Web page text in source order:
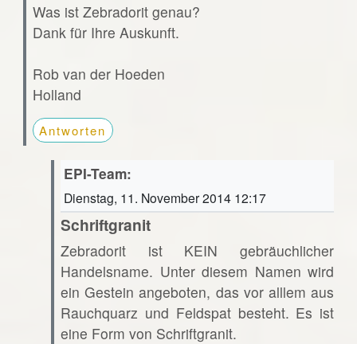
Was ist Zebradorit genau?
Dank für Ihre Auskunft.
Rob van der Hoeden
Holland
Antworten
EPI-Team:
Dienstag, 11. November 2014 12:17
Schriftgranit
Zebradorit ist KEIN gebräuchlicher
Handelsname. Unter diesem Namen wird
ein Gestein angeboten, das vor alllem aus
Rauchquarz und Feldspat besteht. Es ist
eine Form von Schriftgranit.